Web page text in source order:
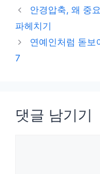
테
고
리
안경압축, 왜 중
파헤치기
연예인처럼 돋보
7
댓글 남기기